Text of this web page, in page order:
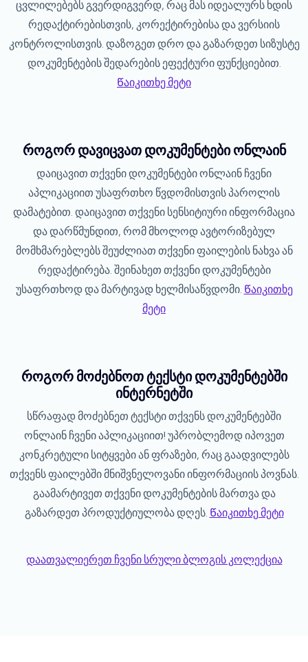
ცვლილებებს გვერდიგვერდ, რაც მას იდეალურს ხდის
რედაქტირებისთვის, კორექტირებისა და ვერსიის
კონტროლისთვის. დაზოგეთ დრო და გაზარდეთ სიზუსტე
დოკუმენტების შედარების ეფექტური ფუნქციებით.
Წაიკითხე მეტი
როგორ დავიცვათ დოკუმენტები ონლაინ
დაიცავით თქვენი დოკუმენტები ონლაინ ჩვენი
აპლიკაციით უსაფრთხო წვდომისთვის პაროლის
დამატებით. დაიცავით თქვენი სენსიტიური ინფორმაცია
და დარწმუნდით, რომ მხოლოდ ავტორიზებულ
მომხმარებლებს შეუძლიათ თქვენი ფაილების ნახვა ან
რედაქტირება. შეინახეთ თქვენი დოკუმენტები
უსაფრთხოდ და მარტივად ხელმისაწვდომი. Წაიკითხე
მეტი
როგორ მოძებნოთ ტექსტი დოკუმენტებში
ინტერნეტში
სწრაფად მოძებნეთ ტექსტი თქვენს დოკუმენტებში
ონლაინ ჩვენი აპლიკაციით! უპრობლემოდ იპოვეთ
კონკრეტული სიტყვები ან ფრაზები, რაც გაადვილებს
თქვენს ფაილებში მნიშვნელოვანი ინფორმაციის პოვნას.
გაამარტივეთ თქვენი დოკუმენტების მართვა და
გაზარდეთ პროდუქტიულობა დღეს. Წაიკითხე მეტი
დაათვალიერეთ ჩვენი სრული ბლოგის კოლექცია